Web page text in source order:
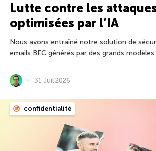
Lutte contre les
optimisées par l’IA
Nous avons entraîné notre solution de
emails BEC générés par des grands modèles
31 Juil 2026
confidentialité